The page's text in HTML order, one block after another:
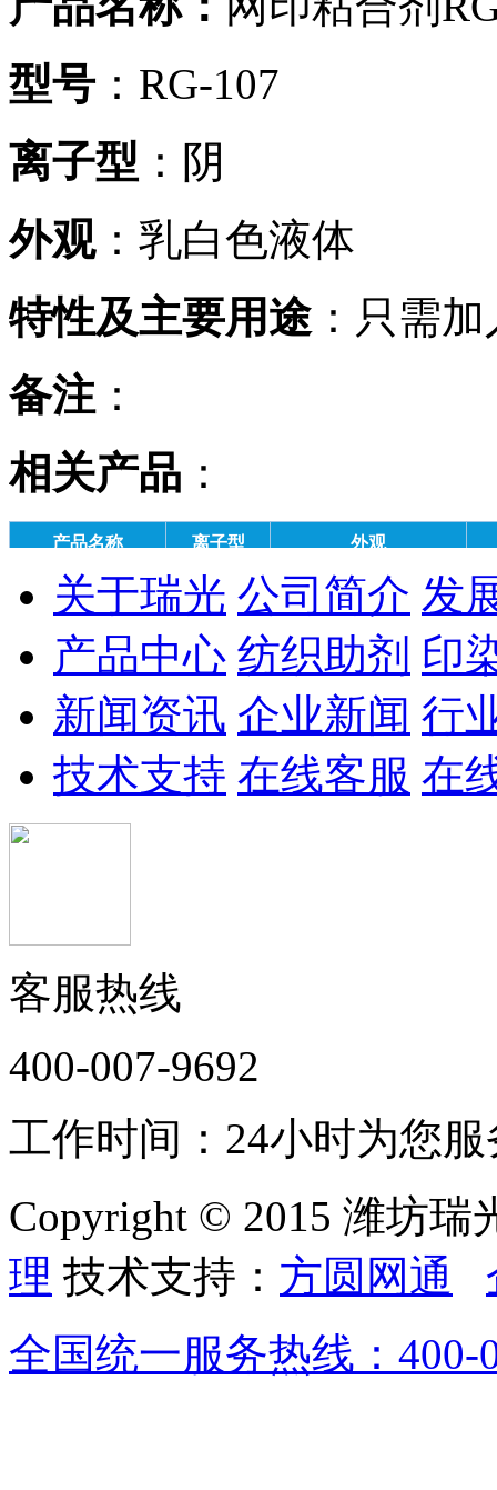
型号：RG-107
离子型 ：阴
外观：乳白色液体
特性及主要用途 ：只需
备注 ：
相关产品 ：
产品名称 离子型 外观
网印粘合剂RG-
107
阴 乳白色液体
印花粘合剂RG-
P3700
阴 乳白色液体
印花粘合剂RG-
阴 乳白色液体
低温型粘合剂 阴 乳白色液体
高牢度印花粘合
锦纶用粘合剂
关于瑞光 公司简介 发
产品中心 纺织助剂 印
新闻资讯 企业新闻 行
技术支持 在线客服 在
客服热线
400-007-9692
工作时间：24小时为您服
Copyright © 2015 潍坊瑞
理 技术支持： 方圆网通
全国统一服务热线： 400-